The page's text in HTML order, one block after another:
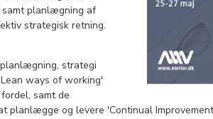
samt planlægning af
strategisk retning.
strategi
ways of working'
samt de
og levere 'Continual